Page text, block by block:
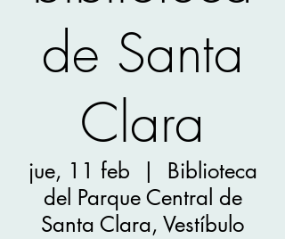
de Santa
Clara
jue, 11 feb
  |
Biblioteca
del Parque Central de
Santa Clara, Vestíbulo